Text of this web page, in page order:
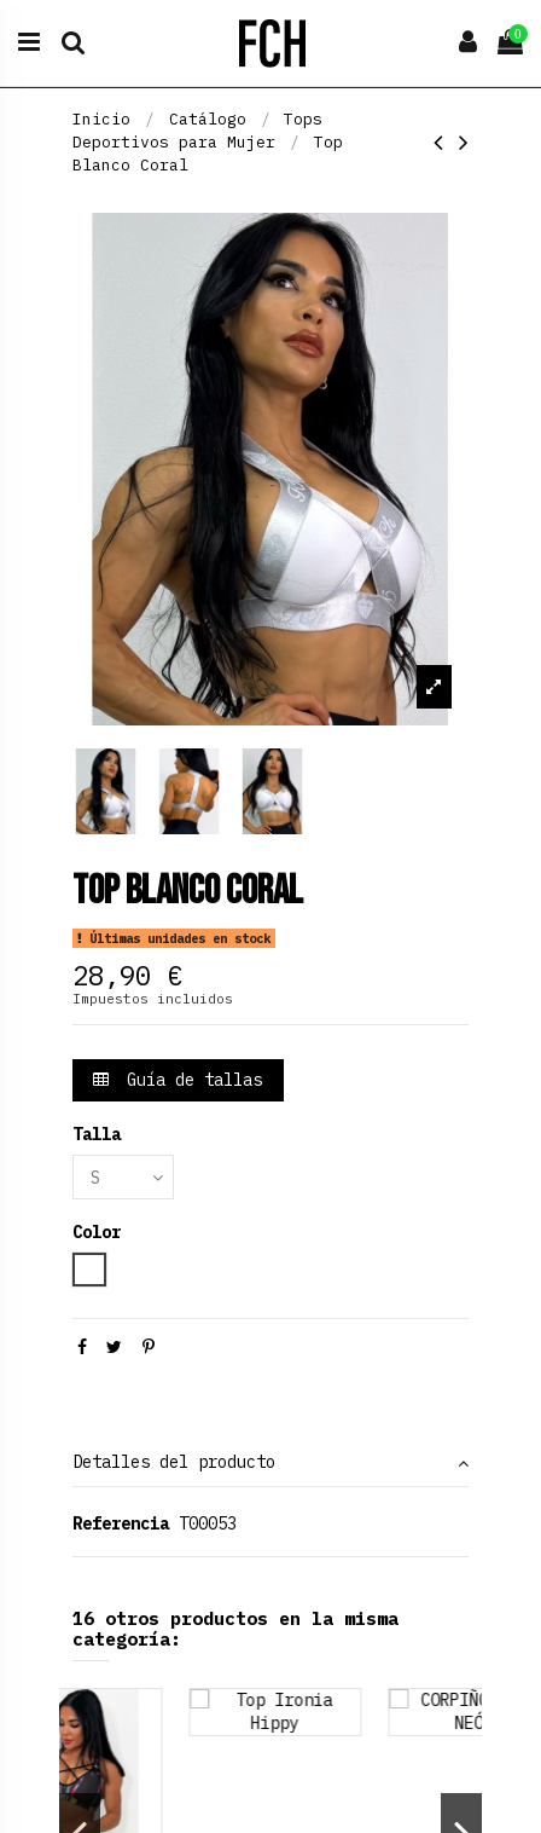
0
Inicio Catálogo
Tops
Deportivos para Mujer
Top
Blanco Coral
Top Blanco Coral
Últimas unidades en stock
28,90 €
Impuestos incluidos
Guía de tallas
Talla
Color
Detalles del producto
Referencia T00053
16 otros productos en la misma
categoría: